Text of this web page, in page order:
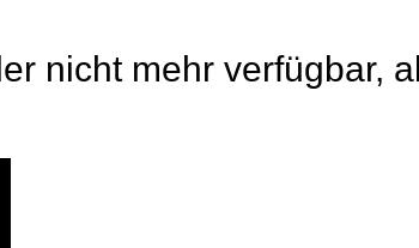
nicht mehr verfügbar,